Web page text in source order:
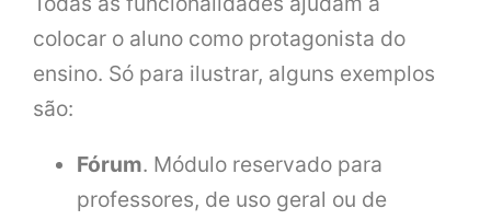
colocar o aluno como protagonista do
ensino. Só para ilustrar, alguns exemplos
são:
Fórum. Módulo reservado para
professores, de uso geral ou de